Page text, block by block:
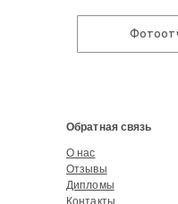
Контакты
Обратная связь
О нас
Отзывы
Дипломы